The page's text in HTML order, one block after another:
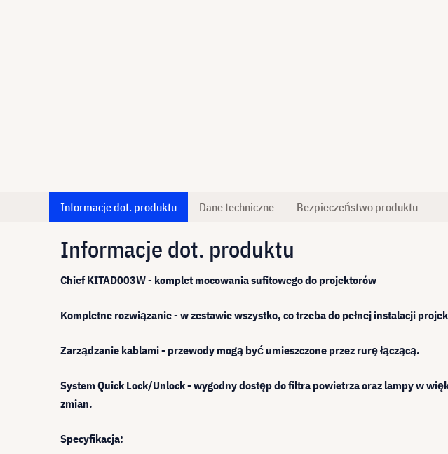
Informacje dot. produktu Dane techniczne Bezpieczeństwo produktu
Informacje dot. produktu
Chief KITAD003W - komplet mocowania sufitowego do projektorów
Kompletne rozwiązanie - w zestawie wszystko, co trzeba do pełnej instalacji
Zarządzanie kablami - przewody mogą być umieszczone przez rurę łączącą.
System Quick Lock/Unlock - wygodny dostęp do filtra powietrza oraz lampy w
zmian.
Specyfikacja: